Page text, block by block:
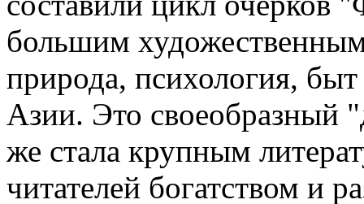
большим
природа, психология,
Азии. Это своеобразный
же стала крупным
читателей богатством и